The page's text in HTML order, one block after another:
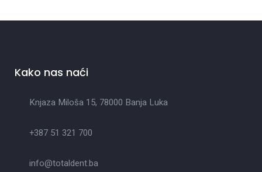
Kako nas naći
Knjaza Miloša 15, 78000 Banja Luka
+387 51 321 700
info@totaldent.ba